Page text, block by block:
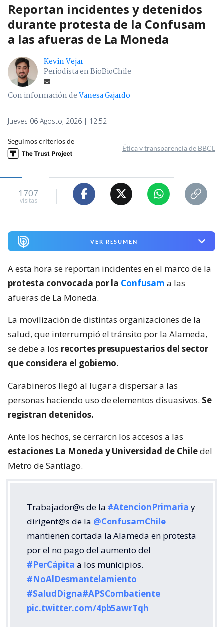
Reportan incidentes y detenidos
durante protesta de la Confusam
a las afueras de La Moneda
Kevin Vejar
Periodista en BioBioChile
Con información deVanesa Gajardo
Jueves 06 Agosto, 2026 | 12:52
Seguimos criterios de
Ética y transparencia de BBCL
1707
visitas
VER RESUMEN
A esta hora se reportan incidentes en el marco de la
protesta convocada por la Confusam a las
afueras de La Moneda.
La movilización de distintas organizaciones de la
salud, que interrumpió el tránsito por la Alameda,
se debe a los recortes presupuestarios del sector
que considera el gobierno.
Carabineros llegó al lugar a dispersar a las
personas haciendo uso de elementos disuasivos. Se
registran detenidos.
Ante los hechos, se cerraron los accesos a las
estaciones La Moneda y Universidad de Chiledel
Metro de Santiago.
Trabajador@s de la #AtencionPrimaria y
dirigent@s de la @ConfusamChile
mantienen cortada la Alameda en protesta
por el no pago del aumento del
#PerCápita a los municipios.
#NoAlDesmantelamiento
#SaludDigna#APSCombatiente
pic.twitter.com/4pb5awrTqh